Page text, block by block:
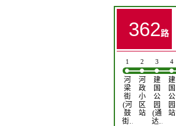
362路
1
河
梁
街
(河
鼓
街…
2
河
政
小
区
站
3
建
国
公
园
(通
达…
4
建
国
公
园
站